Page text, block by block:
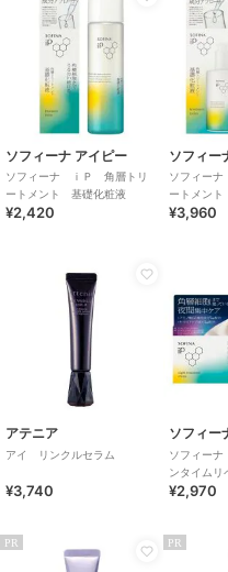
ソフィーナ アイピー
ソフィーナ ｉＰ 角層トリ
ートメント 基礎化粧液
¥2,420
ソフィー
ソフィー
ートメン
ンプタイプ
¥3,960
アテニア
アイ リンクルセラム
¥3,740
ソフィー
ソフィー
ンタイムリ
ーム
¥2,970
PR PR